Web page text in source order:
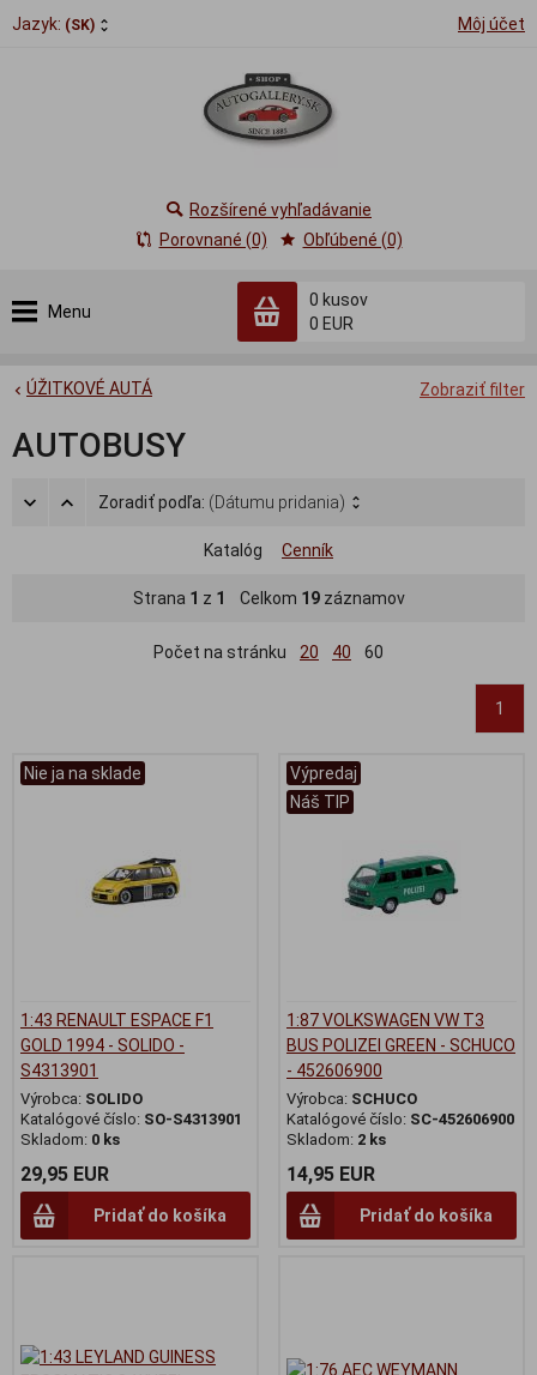
Jazyk: (SK) Môj účet
Menu
0 kusov
0 EUR
Rozšírené vyhľadávanie
Porovnané (0)
Obľúbené (0)
Zobraziť filter
ÚŽITKOVÉ AUTÁ
AUTOBUSY
Zoradiť podľa: (Dátumu pridania)
Katalóg Cenník
Strana 1 z 1 Celkom 19záznamov
Počet na stránku 20 40 60
1
Nie ja na sklade
1:43 RENAULT ESPACE F1
GOLD 1994 - SOLIDO -
S4313901
Výrobca: SOLIDO
Katalógové číslo: SO-S4313901
Skladom: 0 ks
29,95 EUR
Pridať do košíka
Výpredaj
Náš TIP
1:87 VOLKSWAGEN VW T3
BUS POLIZEI GREEN - SCHUCO
- 452606900
Výrobca: SCHUCO
Katalógové číslo: SC-452606900
Skladom: 2 ks
14,95 EUR
Pridať do košíka